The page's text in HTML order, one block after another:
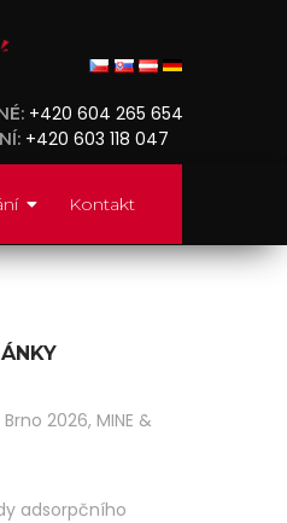
+420 604 265 654
+420 603 118 047
Kontakt
2026, MINE &
adsorpčního